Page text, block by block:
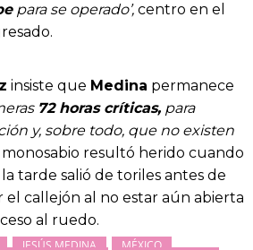
para se operado’, centro en el
insiste que Medina permanece
72 horas críticas, para
y, sobre todo, que no existen
monosabio resultó herido cuando
tarde salió de toriles antes de
el callejón al no estar aún abierta
al ruedo.
JESÚS MEDINA MÉXICO